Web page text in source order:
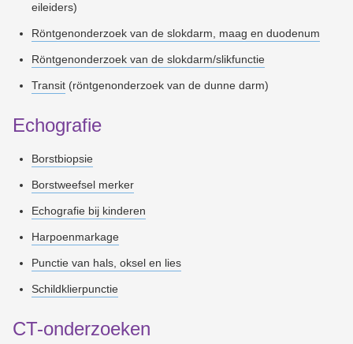
eileiders)
Röntgenonderzoek van de slokdarm, maag en duodenum
Röntgenonderzoek van de slokdarm/slikfunctie
Transit (röntgenonderzoek van de dunne darm)
Echografie
Borstbiopsie
Borstweefsel merker
Echografie bij kinderen
Harpoenmarkage
Punctie van hals, oksel en lies
Schildklierpunctie
CT-onderzoeken